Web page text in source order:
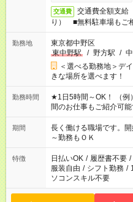
交通費
交通費全額支給
り） ■無料駐車場もご
勤務地
東京都中野区
東中野駅
/ 野方駅 /
＜選べる勤務地＞デ
きな場所を選べます！
勤務時間
★1日5時間～OK！ （例
間のお仕事もご紹介可
庭の都合でお休みが必
週最低15時間以上の勤
期間
長く働ける職場です。
～勤務もＯＫ
特徴 日払いOK / 履歴書不要 /
服装自由 / シフト勤務 /
ソコンスキル不要